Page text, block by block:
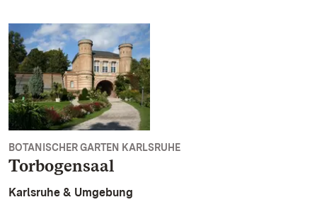
BOTANISCHER GARTEN KARLSRUHE
Torbogensaal
Karlsruhe & Umgebung